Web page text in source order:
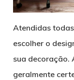
Atendidas
escolher o
sua decoração.
geralmente